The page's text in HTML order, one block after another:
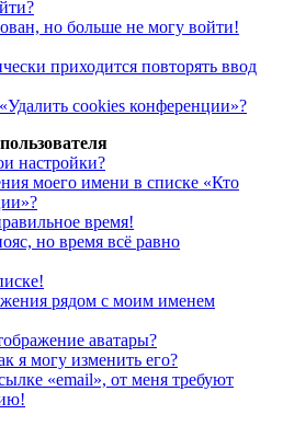
но больше не могу войти!
приходится повторять ввод
cookies конференции»?
настройки?
моего имени в списке «Кто
время!
но время всё равно
рядом с моим именем
аватары?
я могу изменить его?
«email», от меня требуют